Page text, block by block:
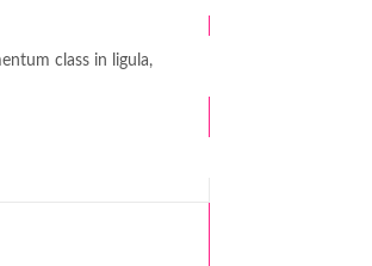
class in ligula,